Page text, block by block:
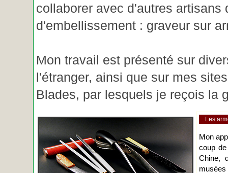
collaborer avec d'autres artisans
d'embellissement : graveur sur
Mon travail est présenté sur
l'étranger, ainsi que sur mes
Blades, par lesquels je reçois la
Les
Mon
coup
Chine,
musées